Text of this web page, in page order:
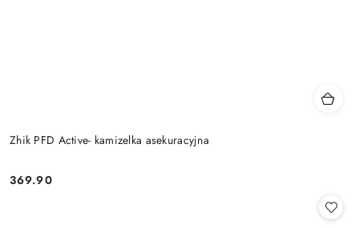
Zhik PFD Active- kamizelka asekuracyjna
Cena:
369.90